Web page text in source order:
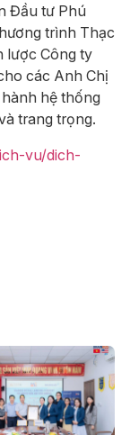
Đầu tư Phú
trình Thạc
lược Công ty
các Anh Chị
hệ thống
trang trọng.
vu/dich-